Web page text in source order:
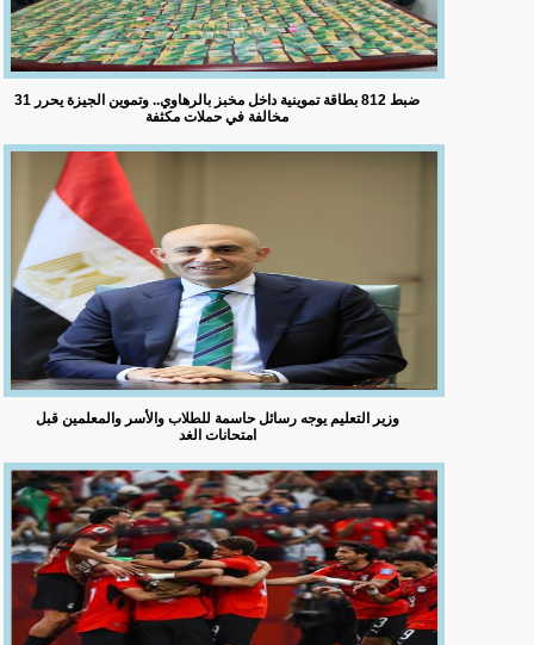
ضبط 812 بطاقة تموينية داخل مخبز بالرهاوي.. وتموين الجيزة يحرر 31
مخالفة في حملات مكثفة
وزير التعليم يوجه رسائل حاسمة للطلاب والأسر والمعلمين قبل
امتحانات الغد